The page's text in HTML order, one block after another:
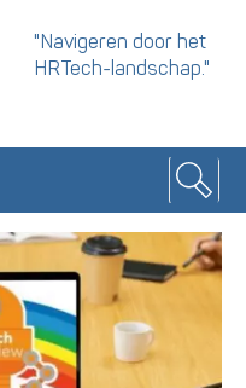
"Navigeren door het
HRTech-landschap."